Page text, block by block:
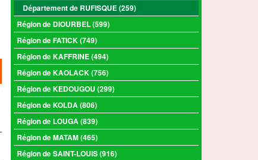
Département de RUFISQUE (259)
Région de DIOURBEL (599)
Région de FATICK (749)
Région de KAFFRINE (494)
Région de KAOLACK (756)
Région de KEDOUGOU (299)
Région de KOLDA (806)
Région de LOUGA (839)
Région de MATAM (465)
Région de SAINT-LOUIS (916)